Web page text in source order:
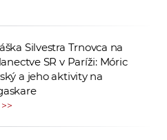
Silvestra Trnovca na
SR v Paríži: Móric
a jeho aktivity na